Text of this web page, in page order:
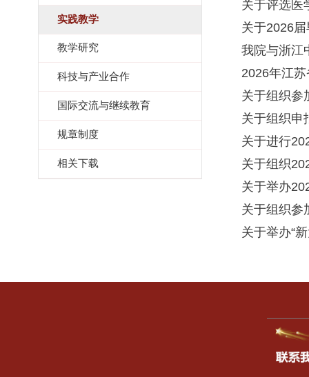
实践教学
教学研究
科技与产业合作
国际交流与继续教育
规章制度
相关下载
关于评选医
关于2026
我院与浙江
2026年江
关于组织参
关于组织申
关于进行
关于组织
关于举办
关于组织参
关于举办“